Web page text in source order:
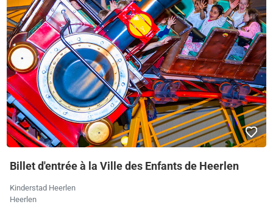
Billet d'entrée à la Ville des Enfants de Heerlen
Kinderstad Heerlen
Heerlen